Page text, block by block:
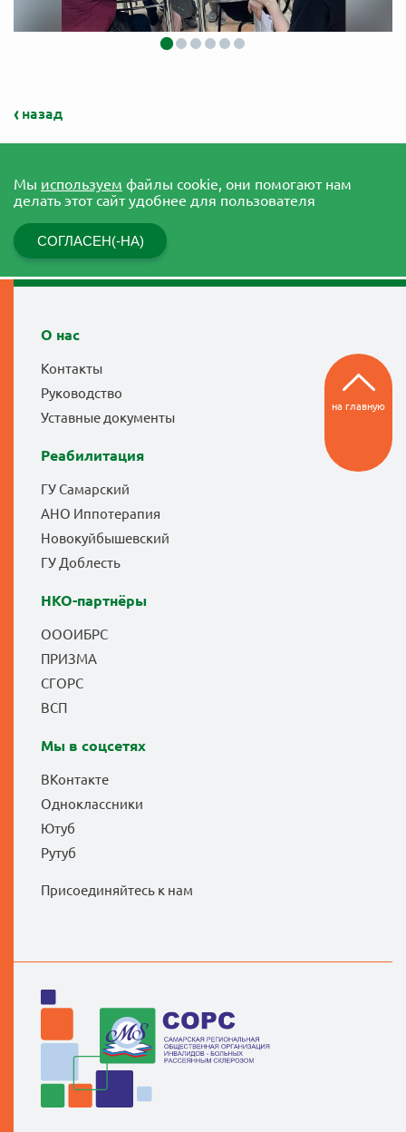
назад
Мы используем файлы cookie, они помогают нам
делать этот сайт удобнее для пользователя
СОГЛАСЕН(-НА)
О нас
Контакты
Руководство
Уставные документы
Реабилитация
ГУ Самарский
АНО Иппотерапия
Новокуйбышевский
ГУ Доблесть
НКО-партнёры
ОООИБРС
ПРИЗМА
СГОРС
ВСП
Мы в соцсетях
ВКонтакте
Одноклассники
Ютуб
Рутуб
Присоединяйтесь к нам
на главную